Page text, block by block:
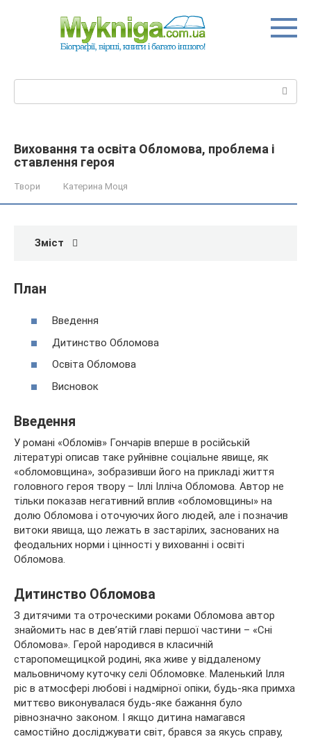
Виховання та освіта Обломова, проблема і
ставлення героя
Твори Катерина Моця
Зміст
План
Введення
Дитинство Обломова
Освіта Обломова
Висновок
Введення
У романі «Обломів» Гончарів вперше в російській
літературі описав таке руйнівне соціальне явище, як
«обломовщина», зобразивши його на прикладі життя
головного героя твору – Іллі Ілліча Обломова. Автор не
тільки показав негативний вплив «обломовщины» на
долю Обломова і оточуючих його людей, але і позначив
витоки явища, що лежать в застарілих, заснованих на
феодальних норми і цінності у вихованні і освіті
Обломова.
Дитинство Обломова
З дитячими та отроческими роками Обломова автор
знайомить нас в дев’ятій главі першої частини – «Сні
Обломова». Герой народився в класичній
старопомещицкой родині, яка живе у віддаленому
мальовничому куточку селі Обломовке. Маленький Ілля
ріс в атмосфері любові і надмірної опіки, будь-яка примха
миттєво виконувалася будь-яке бажання було
рівнозначно законом. І якщо дитина намагався
самостійно досліджувати світ, брався за якусь справу,